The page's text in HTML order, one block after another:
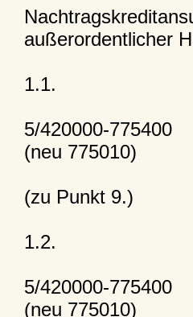
außerordentlicher
1.1.
5/420000-775400
(neu 775010)
(zu Punkt 9.)
1.2.
5/420000-775400
(neu 775010)